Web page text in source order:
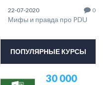
22-07-2020 0
Мифы и правда про PDU
ПОПУЛЯРНЫЕ КУРСЫ
30 000